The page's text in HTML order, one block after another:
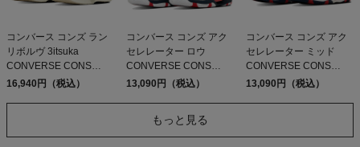
コンバース コンズ ラン
リボルヴ 3itsuka
CONVERSE CONS
RUNREVOLVE アウトレ
16,940円（税込）
コンバース コンズ アク
セレレーター ロウ
CONVERSE CONS
ACCELERATOR LOW
13,090円（税込）
コンバース コンズ アク
セレレーター ミッド
CONVERSE CONS
ACCELERATOR MID ア
13,090円（税込）
もっと見る